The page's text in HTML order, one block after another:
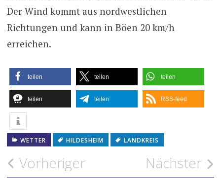
Der Wind kommt aus nordwestlichen
Richtungen und kann in Böen 20 km/h
erreichen.
teilen teilen teilen
teilen teilen RSS-feed
WETTER HILDESHEIM LANDKREIS
Beitragsnavigation
Vorheriger Nächster